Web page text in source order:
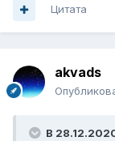
Цитата
akvads
В